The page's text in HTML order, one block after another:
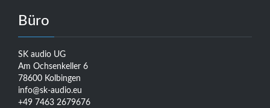
Büro
SK audio UG
Am Ochsenkeller 6
78600 Kolbingen
info@sk-audio.eu
+49 7463 2679676